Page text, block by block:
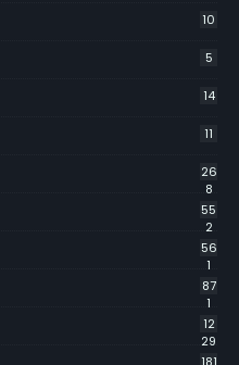
10
5
14
11
26
8
55
2
56
1
87
1
12
29